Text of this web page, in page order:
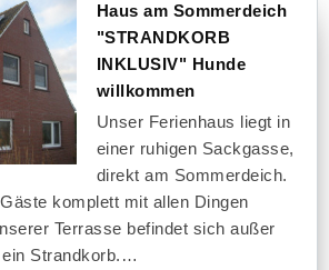
Haus am Sommerdeich
"STRANDKORB
INKLUSIV" Hunde
willkommen
Unser Ferienhaus liegt in
einer ruhigen Sackgasse,
direkt am Sommerdeich.
komplett mit allen Dingen
Terrasse befindet sich außer
Strandkorb.